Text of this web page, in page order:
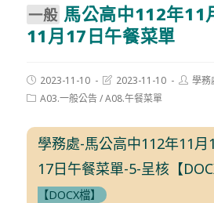
⼀般 馬公高中112年11
11月17日午餐菜單
Post
published:
2023-11-10
Post
modified:
2023-11-10
Post學務
PostA03.一般公告/A08.午餐菜單
學務處-馬公高中112年11月
17日午餐菜單-5-呈核【
【DOCX檔】